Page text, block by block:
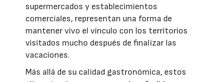
supermercados y establecimientos
comerciales, representan una forma de
mantener vivo el vínculo con los territorios
visitados mucho después de finalizar las
vacaciones.
Más allá de su calidad gastronómica, estos